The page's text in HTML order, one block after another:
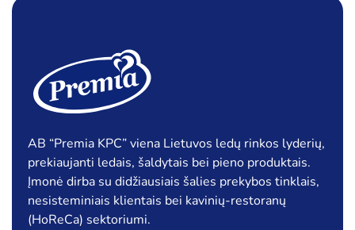
AB “Premia KPC” viena Lietuvos ledų rinkos lyderių,
prekiaujanti ledais, šaldytais bei pieno produktais.
Įmonė dirba su didžiausiais šalies prekybos tinklais,
nesisteminiais klientais bei kavinių-restoranų
(HoReCa) sektoriumi.